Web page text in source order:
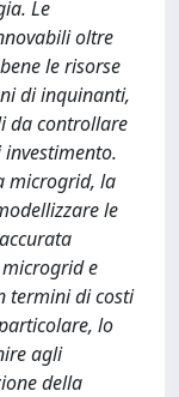
Le
oltre
le risorse
di inquinanti,
da controllare
microgrid, la
le
e
termini di costi
lo
agli
della